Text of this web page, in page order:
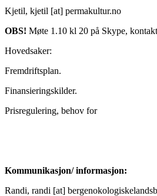
Kjetil, kjetil [at] permakultur.no
OBS! Møte 1.10 kl 20 på Skype,
Hovedsaker:
Fremdriftsplan.
Finansieringskilder.
Prisregulering, behov for
Kommunikasjon/ informasjon:
Randi, randi [at]